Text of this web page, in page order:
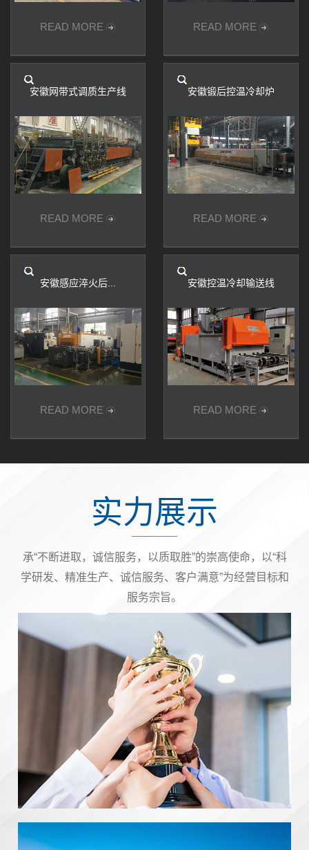
READ MORE READ MORE
安徽网带式调质生产线
READ MORE
安徽锻后控温冷却炉
READ MORE
安徽感应淬火后...
READ MORE
安徽控温冷却输送线
READ MORE
实力展示
承“不断进取，诚信服务，以质取胜”的崇高使命，以“科
学研发、精准生产、诚信服务、客户满意”为经营目标和
服务宗旨。